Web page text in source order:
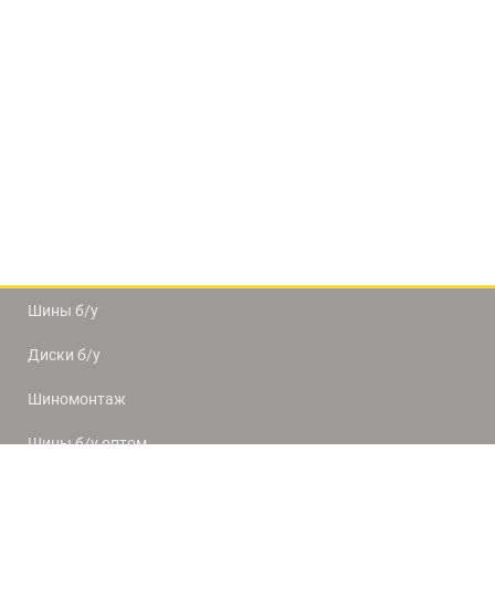
Шины б/у
Диски б/у
Шиномонтаж
Шины б/у оптом